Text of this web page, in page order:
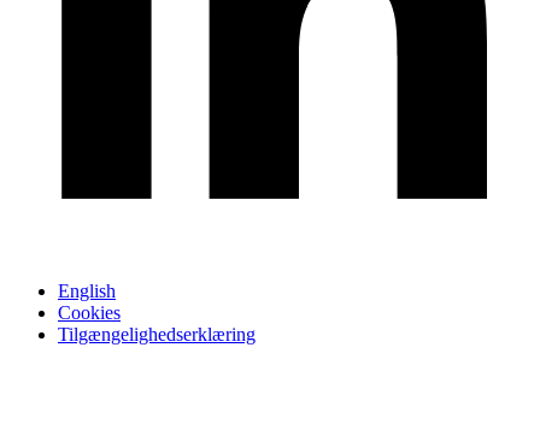
English
Cookies
Tilgængelighedserklæring